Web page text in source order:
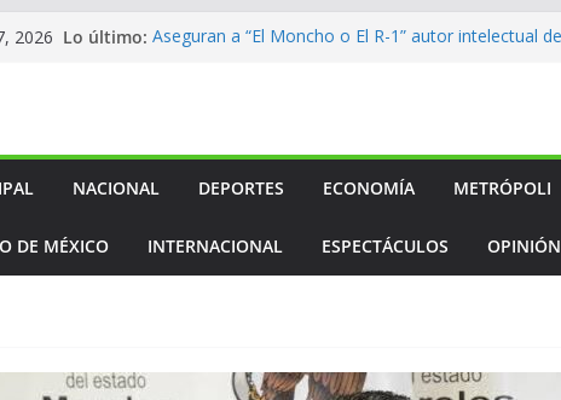
2026 Lo último: Aseguran a “El Moncho o El R-1” autor intelectual de
ANV contribuye al medallero mexicano en los
Centroamericanos
NACIONAL DEPORTES ECONOMÍA METRÓPOLI
DE MÉXICO INTERNACIONAL ESPECTÁCULOS OPINIÓN